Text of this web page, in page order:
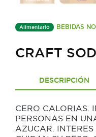
Alimentario BEBIDAS
CRAFT
DESCRIPCIÓN
CERO CALORIAS.
PERSONAS EN
AZUCAR.